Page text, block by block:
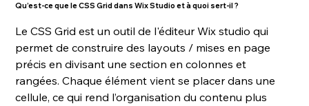
Qu’est-ce que le CSS Grid dans Wix Studio et à quoi sert-il ?
Le CSS Grid est un outil de l'éditeur Wix studio qui
permet de construire des layouts / mises en page
précis en divisant une section en colonnes et
rangées. Chaque élément vient se placer dans une
cellule, ce qui rend l’organisation du contenu plus